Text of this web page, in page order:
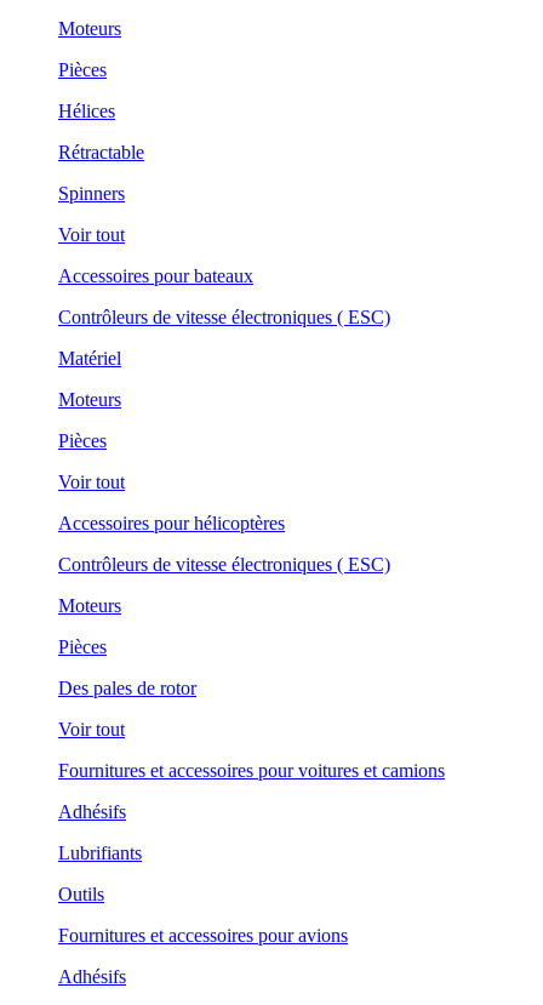
Moteurs
Pièces
Hélices
Rétractable
Spinners
Voir tout
Accessoires pour bateaux
Contrôleurs de vitesse électroniques ( ESC)
Matériel
Moteurs
Pièces
Voir tout
Accessoires pour hélicoptères
Contrôleurs de vitesse électroniques ( ESC)
Moteurs
Pièces
Des pales de rotor
Voir tout
Fournitures et accessoires pour voitures et camions
Adhésifs
Lubrifiants
Outils
Fournitures et accessoires pour avions
Adhésifs